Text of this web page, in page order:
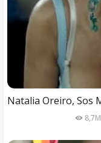
Natalia Oreiro, Sos
8,7M